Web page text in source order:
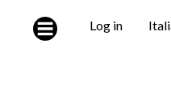
User
Log in